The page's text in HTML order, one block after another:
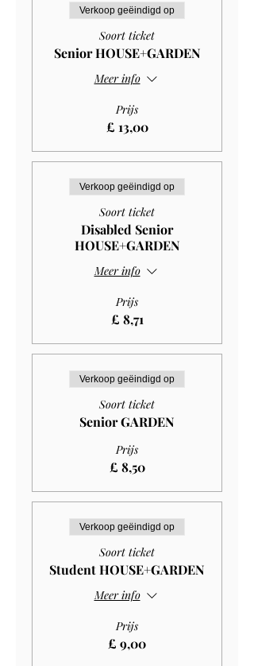
Verkoop geëindigd op
Soort ticket
Senior HOUSE+GARDEN
Meer info
Prijs
£ 13,00
Verkoop geëindigd op
Soort ticket
Disabled Senior
HOUSE+GARDEN
Meer info
Prijs
£ 8,71
Verkoop geëindigd op
Soort ticket
Senior GARDEN
Prijs
£ 8,50
Verkoop geëindigd op
Soort ticket
Student HOUSE+GARDEN
Meer info
Prijs
£ 9,00